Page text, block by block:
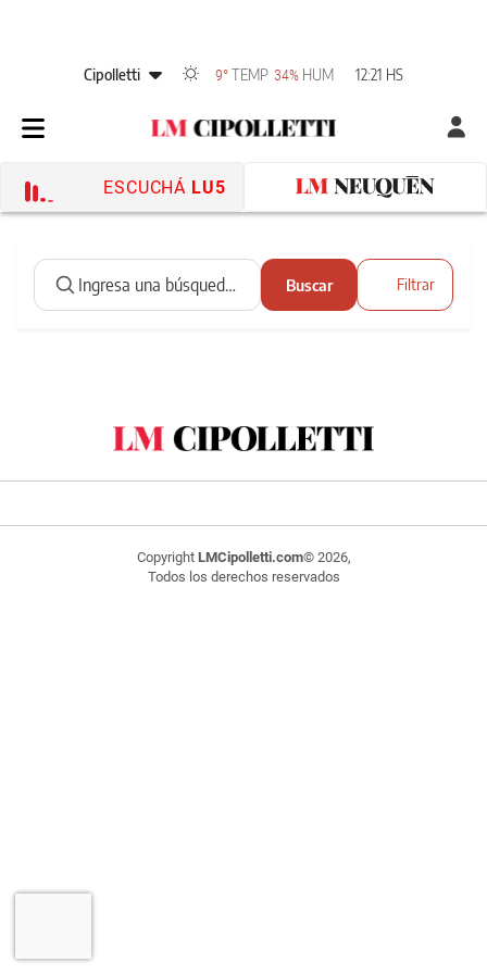
Cipolletti 9°TEMP 34% HUM 12:21 HS
ESCUCHÁ LU5
Buscar Filtrar
Copyright LMCipolletti.com© 2026,
Todos los derechos reservados